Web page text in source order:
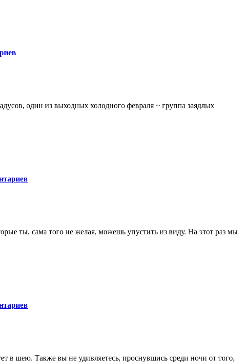
один из выходных холодного февраля ~ группа заядлых
ты, сама того не желая, можешь упустить из виду. На этот раз мы
в шею. Также вы не удивляетесь, проснувшись среди ночи от того,